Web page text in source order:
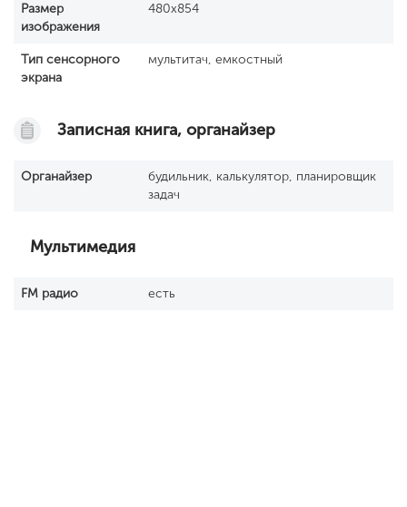
Размер
изображения
480x854
Тип сенсорного
экрана
мультитач, емкостный
Записная книга, органайзер
Органайзер
будильник, калькулятор, планировщик
задач
Мультимедия
FM радио есть